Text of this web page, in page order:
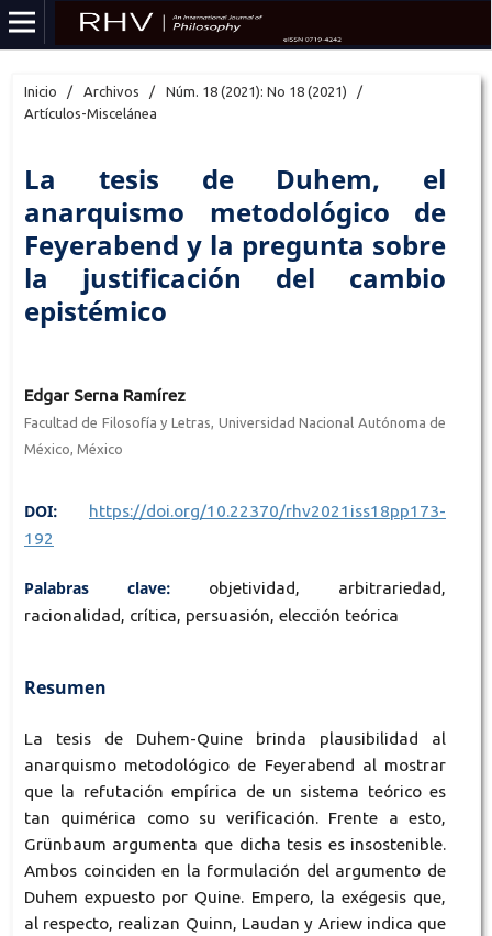
Inicio / Archivos / Núm. 18 (2021): No 18 (2021)
/
Artículos-Miscelánea
La tesis de Duhem, el
anarquismo metodológico de
Feyerabend y la pregunta sobre
la justificación del cambio
epistémico
Edgar Serna Ramírez
Facultad de Filosofía y Letras, Universidad Nacional Autónoma de
México, México
DOI:
https://doi.org/10.22370/rhv2021iss18pp173-
192
Palabras clave: objetividad, arbitrariedad,
racionalidad, crítica, persuasión, elección teórica
Resumen
La tesis de Duhem-Quine brinda plausibilidad al
anarquismo metodológico de Feyerabend al mostrar
que la refutación empírica de un sistema teórico es
tan quimérica como su verificación. Frente a esto,
Grünbaum argumenta que dicha tesis es insostenible.
Ambos coinciden en la formulación del argumento de
Duhem expuesto por Quine. Empero, la exégesis que,
al respecto, realizan Quinn, Laudan y Ariew indica que